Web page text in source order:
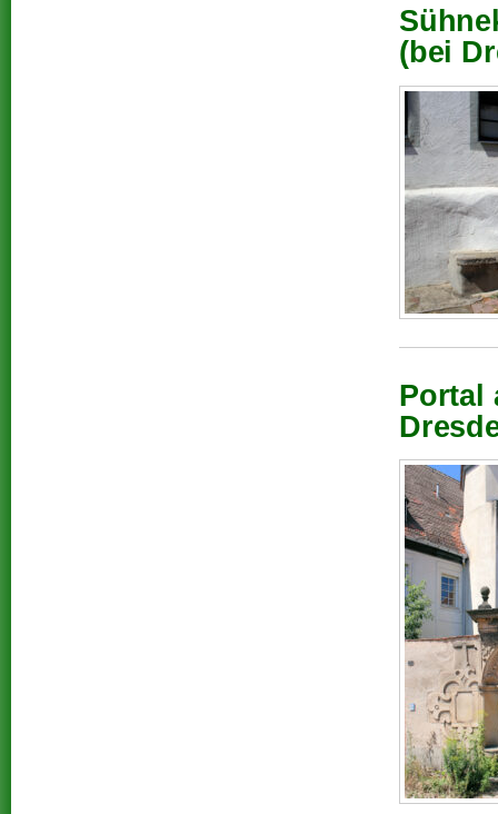
(bei
Portal